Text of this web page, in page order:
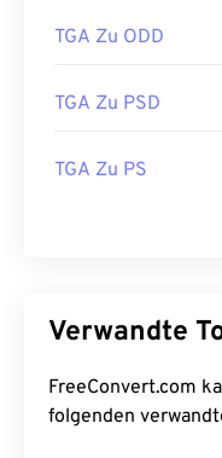
TGA Zu ODD
TGA Zu PSD
TGA Zu PS
Verwandte
FreeConvert.com
folgenden